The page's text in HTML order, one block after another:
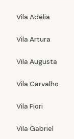
Vila Adélia
Vila Artura
Vila Augusta
Vila Carvalho
Vila Fiori
Vila Gabriel